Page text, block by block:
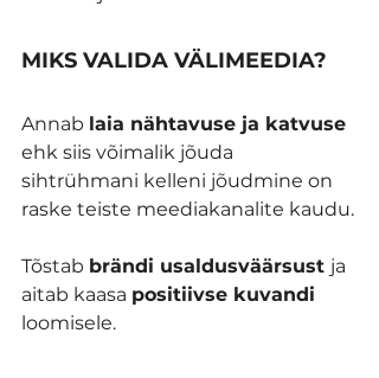
MIKS VALIDA VÄLIMEEDIA?
Annab laia nähtavuse ja katvuse
ehk siis võimalik jõuda
sihtrühmani kelleni jõudmine on
raske teiste meediakanalite kaudu.
Tõstab brändi usaldusväärsust ja
aitab kaasa positiivse kuvandi
loomisele.